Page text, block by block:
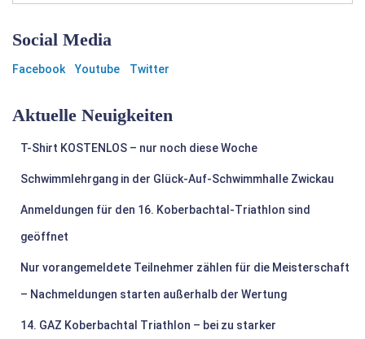
Social Media
Facebook Youtube Twitter
Aktuelle Neuigkeiten
T-Shirt KOSTENLOS – nur noch diese Woche
Schwimmlehrgang in der Glück-Auf-Schwimmhalle Zwickau
Anmeldungen für den 16. Koberbachtal-Triathlon sind
geöffnet
Nur vorangemeldete Teilnehmer zählen für die Meisterschaft
– Nachmeldungen starten außerhalb der Wertung
14. GAZ Koberbachtal Triathlon – bei zu starker